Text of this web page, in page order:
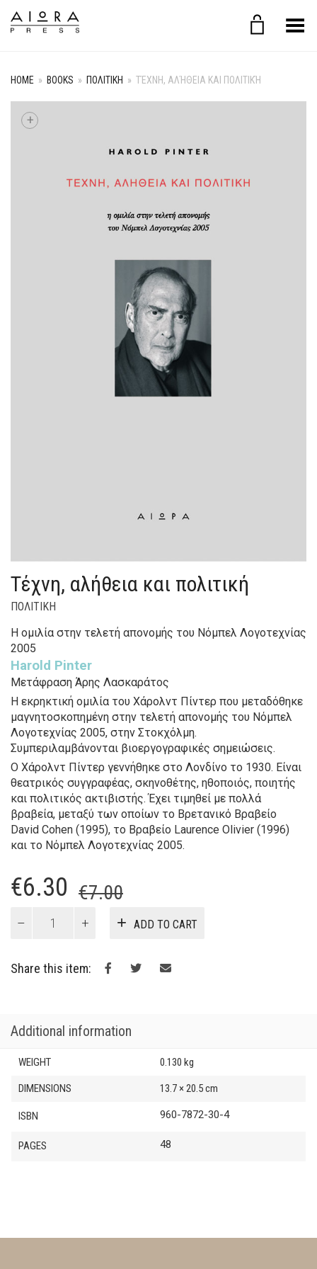
Toggle Menu
HOME » BOOKS » ΠΟΛΙΤΙΚΗ » ΤΈΧΝΗ, ΑΛΉΘΕΙΑ ΚΑΙ ΠΟΛΙΤΙΚΉ
+
Τέχνη, αλήθεια και πολιτική
ΠΟΛΙΤΙΚΗ
Η ομιλία στην τελετή απονομής του Νόμπελ Λογοτεχνίας
2005
Harold Pinter
Μετάφραση Άρης Λασκαράτος
Η εκρηκτική ομιλία του Χάρολντ Πίντερ που μεταδόθηκε
μαγνητοσκοπημένη στην τελετή απονομής του Νόμπελ
Λογοτεχνίας 2005, στην Στοκχόλμη.
Συμπεριλαμβάνονται βιοεργογραφικές σημειώσεις.
Ο Χάρολντ Πίντερ γεννήθηκε στο Λονδίνο το 1930. Είναι
θεατρικός συγγραφέας, σκηνοθέτης, ηθοποιός, ποιητής
και πολιτικός ακτιβιστής. Έχει τιμηθεί με πολλά
βραβεία, μεταξύ των οποίων το Βρετανικό Βραβείο
David Cohen (1995), το Βραβείο Laurence Olivier (1996)
και το Νόμπελ Λογοτεχνίας 2005.
€7.00Original
price
was:
€7.00.
€6.30
Current
price
is:
€6.30.
πολιτική
quantity
ADD TO CART
Share this item:
Additional information
WEIGHT 0.130 kg
DIMENSIONS 13.7 × 20.5 cm
ISBN 960-7872-30-4
PAGES 48